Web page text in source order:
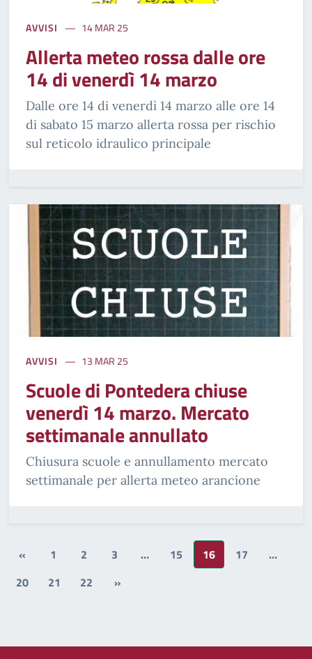
AVVISI 14 MAR 25
Allerta meteo rossa dalle ore
14 di venerdì 14 marzo
Dalle ore 14 di venerdì 14 marzo alle ore 14
di sabato 15 marzo allerta rossa per rischio
sul reticolo idraulico principale
AVVISI 13 MAR 25
Scuole di Pontedera chiuse
venerdì 14 marzo. Mercato
settimanale annullato
Chiusura scuole e annullamento mercato
settimanale per allerta meteo arancione
« 1 2 3 … 15 16 17
…
20
21 22 »